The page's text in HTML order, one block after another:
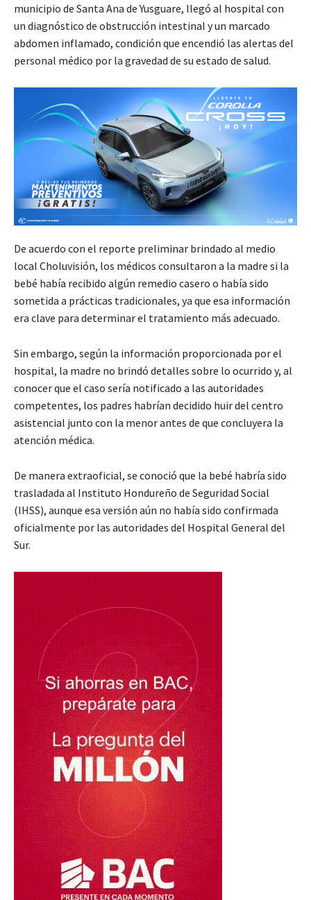
municipio de Santa Ana de Yusguare, llegó al hospital con
un diagnóstico de obstrucción intestinal y un marcado
abdomen inflamado, condición que encendió las alertas del
personal médico por la gravedad de su estado de salud.
De acuerdo con el reporte preliminar brindado al medio
local Choluvisión, los médicos consultaron a la madre si la
bebé había recibido algún remedio casero o había sido
sometida a prácticas tradicionales, ya que esa información
era clave para determinar el tratamiento más adecuado.
Sin embargo, según la información proporcionada por el
hospital, la madre no brindó detalles sobre lo ocurrido y, al
conocer que el caso sería notificado a las autoridades
competentes, los padres habrían decidido huir del centro
asistencial junto con la menor antes de que concluyera la
atención médica.
De manera extraoficial, se conoció que la bebé habría sido
trasladada al Instituto Hondureño de Seguridad Social
(IHSS), aunque esa versión aún no había sido confirmada
oficialmente por las autoridades del Hospital General del
Sur.